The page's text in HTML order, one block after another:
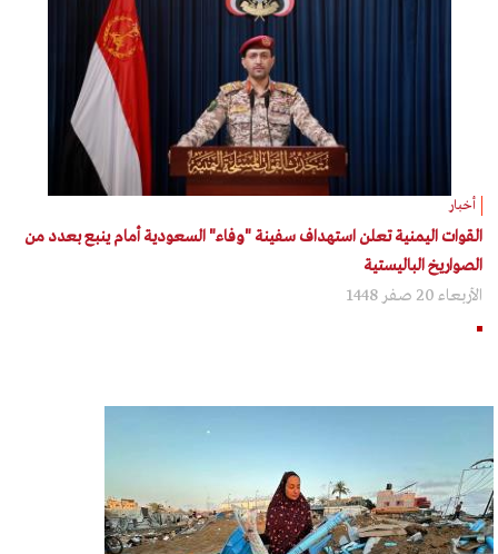
أخبار
القوات اليمنية تعلن استهداف سفينة "وفاء" السعودية أمام ينبع بعدد من
الصواريخ الباليستية
الأربعاء 20 صفر 1448